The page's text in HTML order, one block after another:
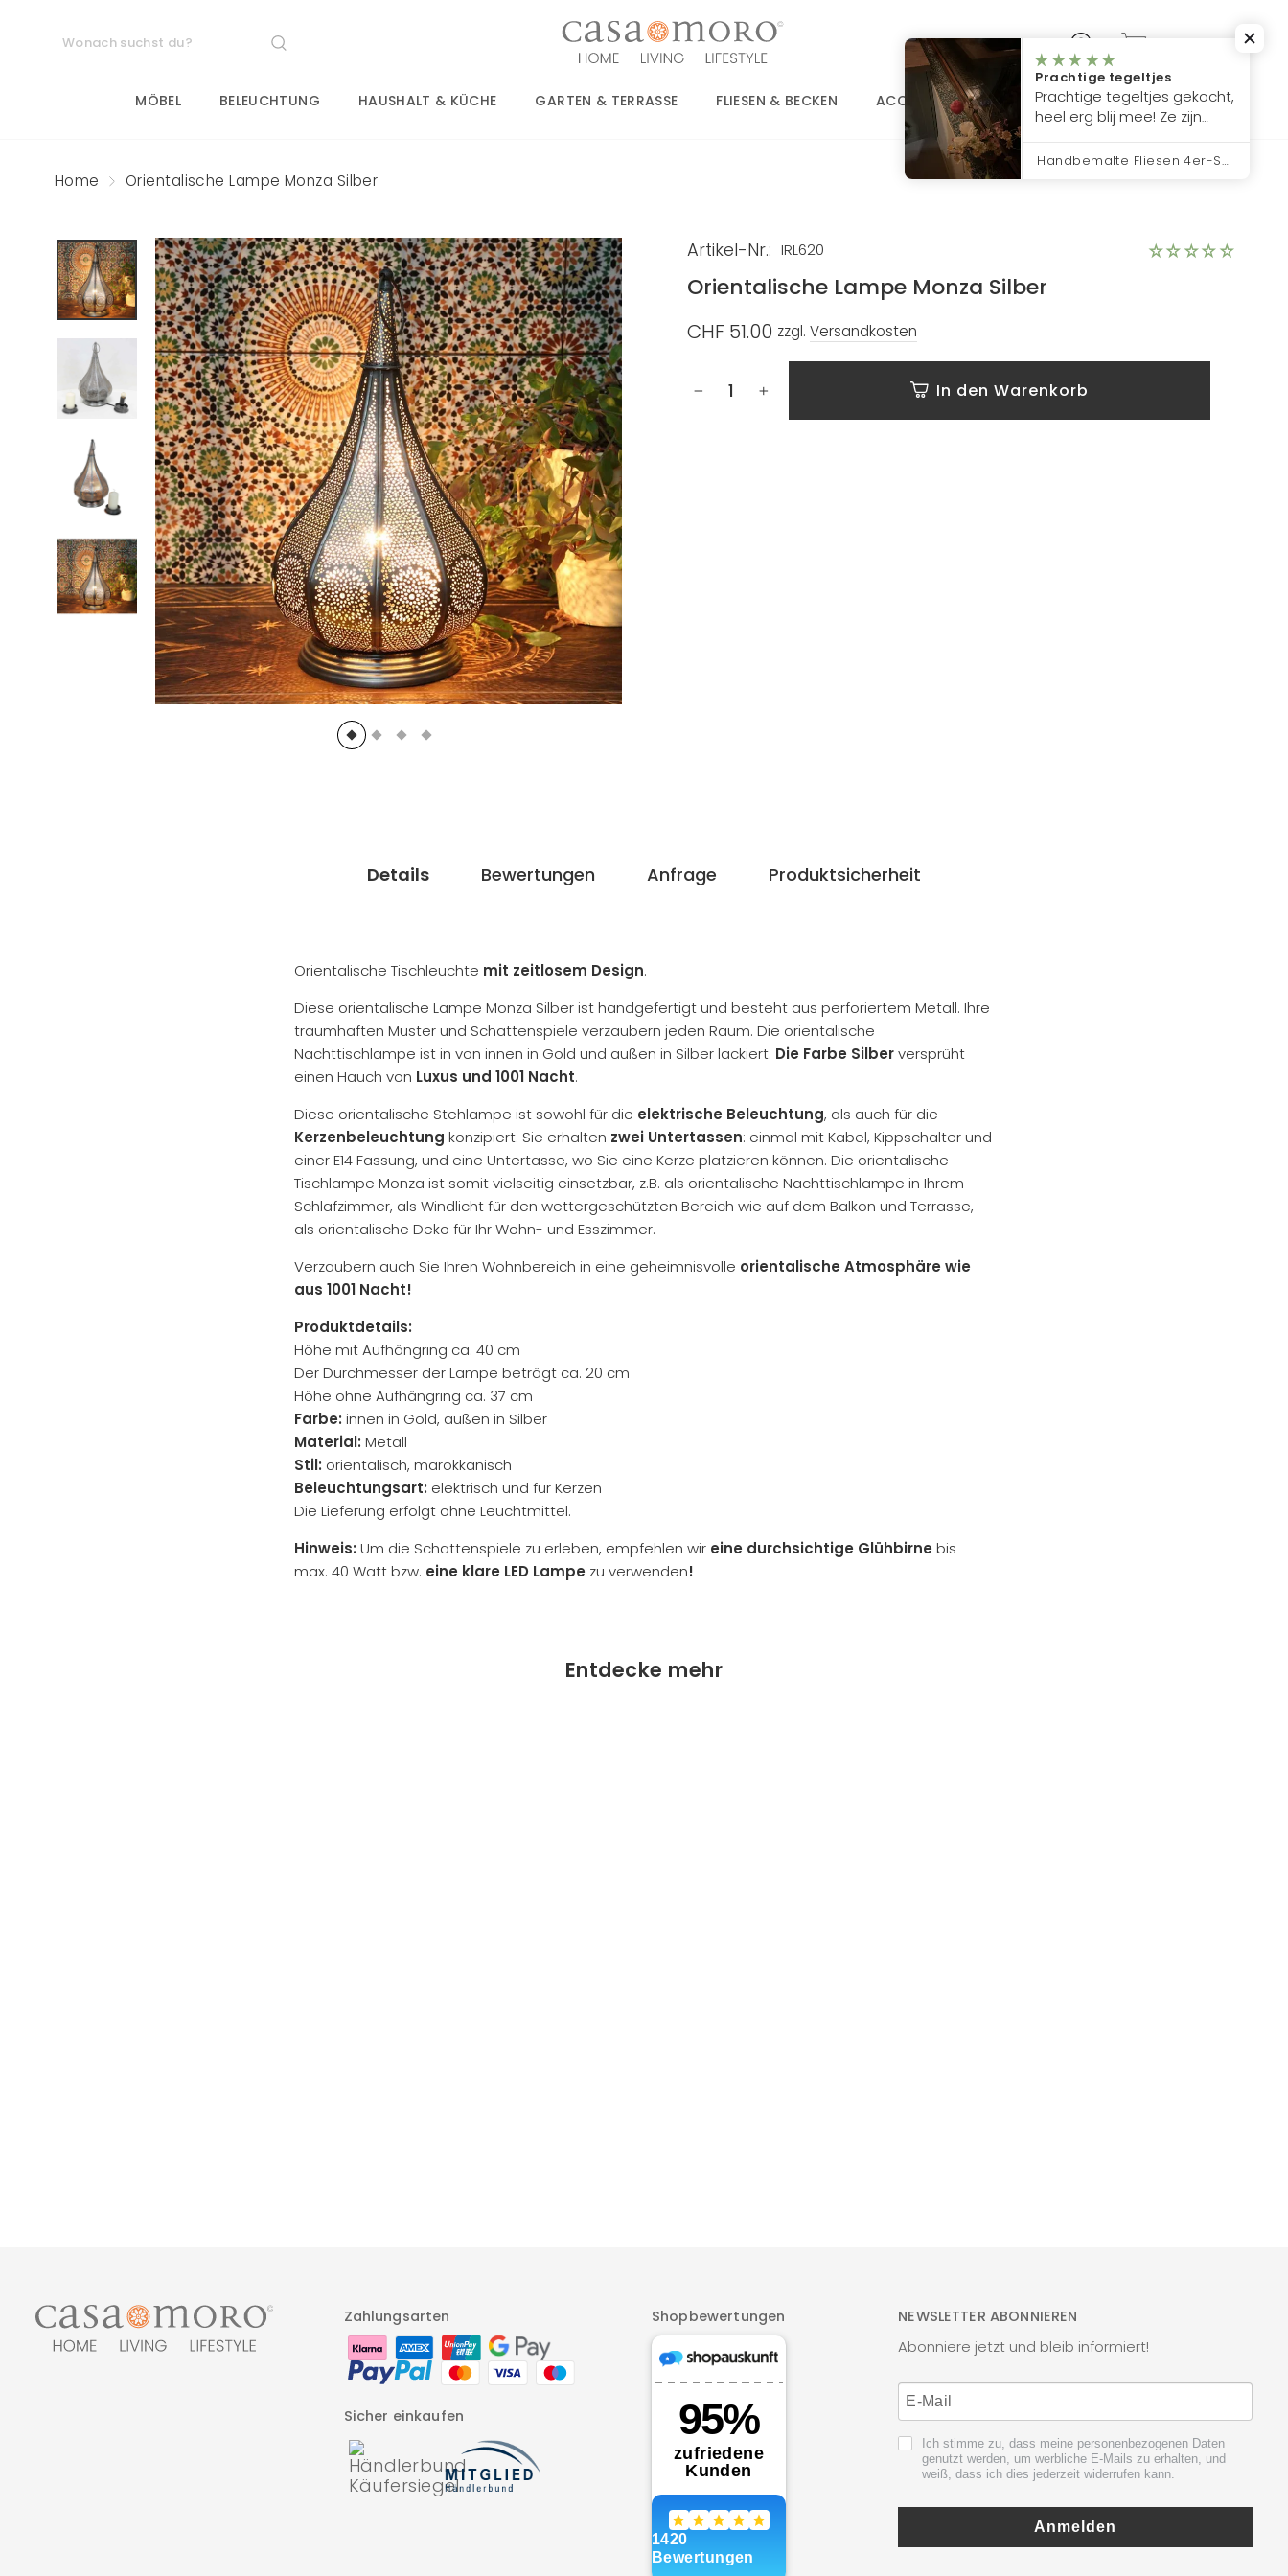
SUCHE
EINLOGGEN
MÖBEL BELEUCHTUNG HAUSHALT & KÜCHE GARTEN & TERRASSE FLIESEN & BECKEN ACCESSOIRES % Sale Kontakt
Home Orientalische Lampe Monza Silber
Artikel-Nr.: IRL620
Orientalische Lampe Monza Silber
Normaler
CHF 51.00 zzgl. Versandkosten
+ In den Warenkorb
Details Bewertungen Anfrage Produktsicherheit
Orientalische Tischleuchte mit zeitlosem Design.
Diese orientalische Lampe Monza Silber ist handgefertigt und besteht aus perforiertem Metall. Ihre
traumhaften Muster und Schattenspiele verzaubern jeden Raum. Die orientalische
Nachttischlampe ist in von innen in Gold und außen in Silber lackiert. Die Farbe Silberversprüht
einen Hauch von Luxus und 1001 Nacht.
Diese orientalische Stehlampe ist sowohl für die elektrische Beleuchtung, als auch für die
Kerzenbeleuchtung konzipiert. Sie erhalten zwei Untertassen: einmal mit Kabel, Kippschalter und
einer E14 Fassung, und eine Untertasse, wo Sie eine Kerze platzieren können. Die orientalische
Tischlampe Monza ist somit vielseitig einsetzbar, z.B. als orientalische Nachttischlampe in Ihrem
Schlafzimmer, als Windlicht für den wettergeschützten Bereich wie auf dem Balkon und Terrasse,
als orientalische Deko für Ihr Wohn- und Esszimmer.
Verzaubern auch Sie Ihren Wohnbereich in eine geheimnisvolle orientalische Atmosphäre wie
aus 1001 Nacht!
Produktdetails:
Höhe mit Aufhängring ca. 40 cm
Der Durchmesser der Lampe beträgt ca. 20 cm
Höhe ohne Aufhängring ca. 37 cm
Farbe: innen in Gold, außen in Silber
Material: Metall
Stil: orientalisch, marokkanisch
Beleuchtungsart: elektrisch und für Kerzen
Die Lieferung erfolgt ohne Leuchtmittel.
Hinweis: Um die Schattenspiele zu erleben, empfehlen wir eine durchsichtige Glühbirne bis
max. 40 Watt bzw. eine klare LED Lampe zu verwenden!
Entdecke mehr
Zahlungsarten
Sicher einkaufen
Shopbewertungen NEWSLETTER ABONNIEREN
Abonniere jetzt und bleib informiert!
Ich stimme zu, dass meine personenbezogenen Daten
genutzt werden, um werbliche E-Mails zu erhalten, und
weiß, dass ich dies jederzeit widerrufen kann.
Anmelden
Prachtige tegeltjes
Prachtige tegeltjes gekocht,
heel erg blij mee! Ze zijn
handgemaakt en echt
Handbemalte Fliesen 4er-Set – Mediterranes Sternmotiv